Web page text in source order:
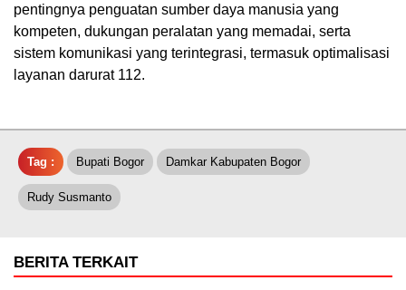
pentingnya penguatan sumber daya manusia yang
kompeten, dukungan peralatan yang memadai, serta
sistem komunikasi yang terintegrasi, termasuk optimalisasi
layanan darurat 112.
Tag : Bupati Bogor Damkar Kabupaten Bogor
Rudy Susmanto
BERITA TERKAIT